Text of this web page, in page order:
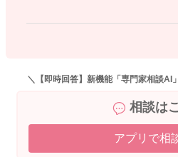
＼【即時回答】新機能「専門家相談AI
相談は
アプリで相